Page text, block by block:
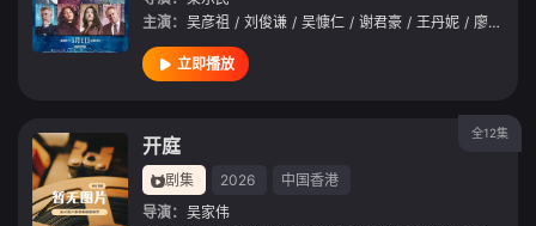
主演： 吴彦祖 / 刘俊谦 / 吴慷仁 / 谢君豪 / 王丹妮 / 廖子妤
立即播放
全12集
开庭
剧集 2026
中国香港
导演： 吴家伟